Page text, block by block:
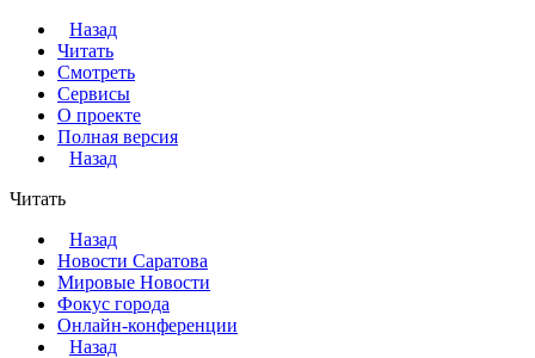
Назад
Читать
Смотреть
Сервисы
О проекте
Полная версия
Назад
Читать
Назад
Новости Саратова
Мировые Новости
Фокус города
Онлайн-конференции
Назад